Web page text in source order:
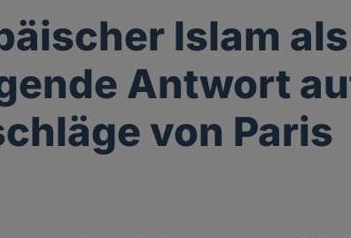
Islam als
Antwort
von Paris